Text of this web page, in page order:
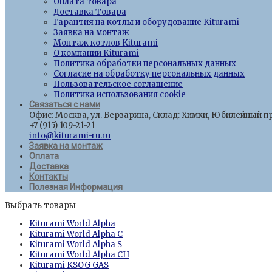
Доставка Товара
Гарантия на котлы и оборудование Kiturami
Заявка на монтаж
Монтаж котлов Kiturami
О компании Kiturami
Политика обработки персональных данных
Согласие на обработку персональных данных
Пользовательское соглашение
Политика использования cookie
Связаться с нами
Офис: Москва, ул. Берзарина, Склад: Химки, Юбилейный
+7 (915) 109-21-21
info@kiturami-ru.ru
Заявка на монтаж
Оплата
Доставка
Контакты
Полезная Информация
Выбрать товары
Kiturami World Alpha
Kiturami World Alpha C
Kiturami World Alpha S
Kiturami World Alpha CH
Kiturami KSOG GAS